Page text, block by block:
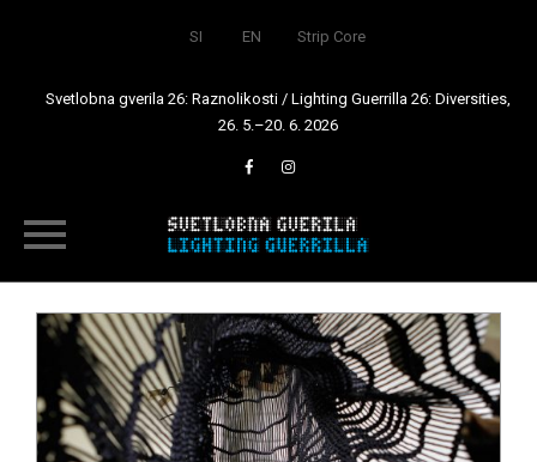
SI EN Strip Core
Svetlobna gverila 26: Raznolikosti / Lighting Guerrilla 26: Diversities,
26. 5.–20. 6. 2026